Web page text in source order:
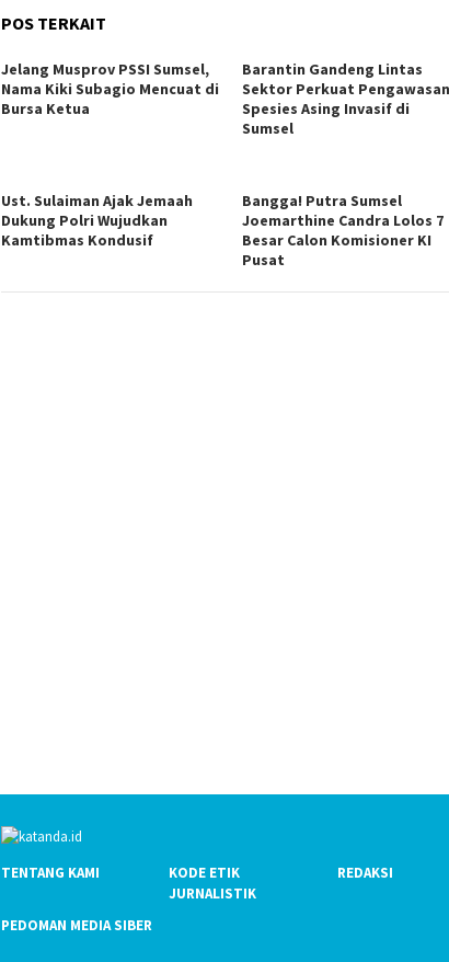
POS TERKAIT
Jelang Musprov PSSI Sumsel,
Nama Kiki Subagio Mencuat di
Bursa Ketua
Barantin Gandeng Lintas
Sektor Perkuat Pengawasan
Spesies Asing Invasif di
Sumsel
Ust. Sulaiman Ajak Jemaah
Dukung Polri Wujudkan
Kamtibmas Kondusif
Bangga! Putra Sumsel
Joemarthine Candra Lolos 7
Besar Calon Komisioner KI
Pusat
TENTANG KAMI
KODE ETIK
JURNALISTIK
REDAKSI
PEDOMAN MEDIA SIBER